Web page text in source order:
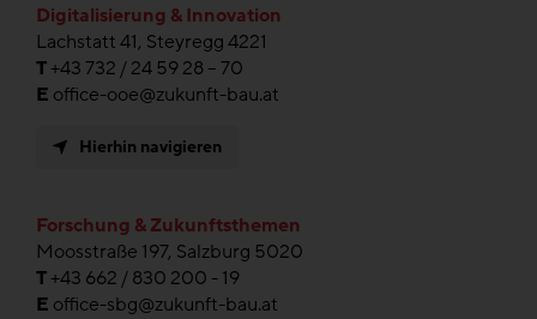
Digitalisierung & Innovation
Lachstatt 41, Steyregg 4221
T+43 732 / 24 59 28 – 70
E office-ooe@zukunft-bau.at
Hierhin navigieren
Forschung & Zukunftsthemen
Moosstraße 197, Salzburg 5020
T+43 662 / 830 200 - 19
E office-sbg@zukunft-bau.at